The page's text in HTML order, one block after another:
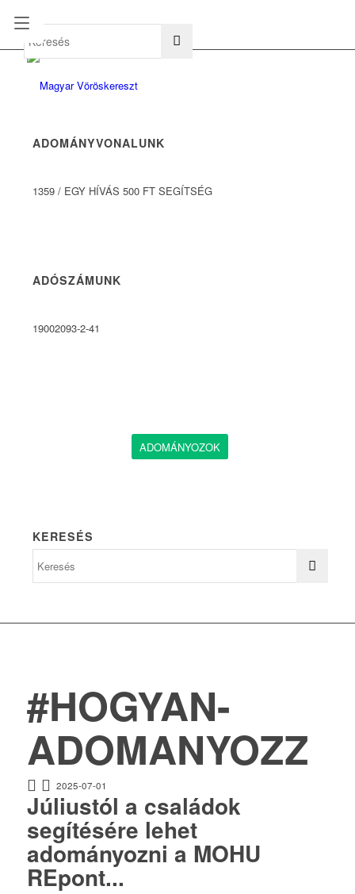
ADOMÁNYVONALUNK
1359 / EGY HÍVÁS 500 FT SEGÍTSÉG
ADÓSZÁMUNK
19002093-2-41
ADOMÁNYOZOK
KERESÉS
#HOGYAN-
ADOMANYOZZ
2025-07-01
Júliustól a családok
segítésére lehet
adományozni a MOHU
REpont...